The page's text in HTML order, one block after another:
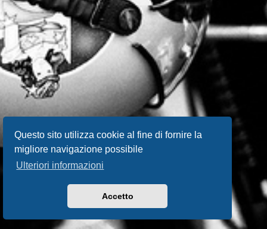
Questo sito utilizza cookie al fine di fornire la
migliore navigazione possibile
Ulteriori informazioni
Accetto